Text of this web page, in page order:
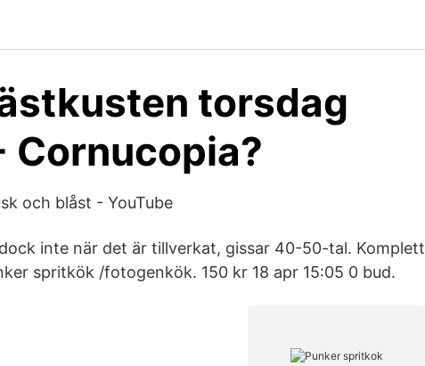
torsdag
Cornucopia?
och blåst - YouTube
inte när det är tillverkat, gissar 40-50-tal. Komplett
spritkök /fotogenkök. 150 kr 18 apr 15:05 0 bud.